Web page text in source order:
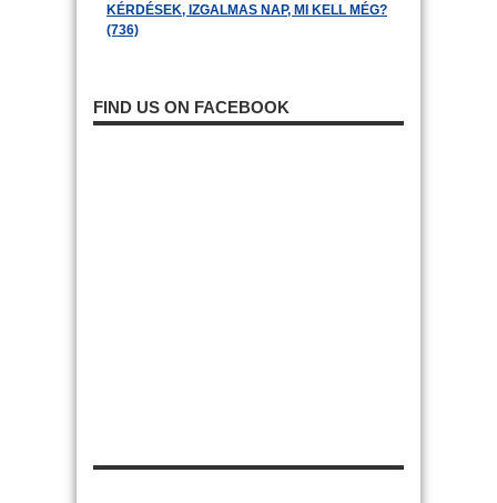
KÉRDÉSEK, IZGALMAS NAP, MI KELL MÉG?
(736)
FIND US ON FACEBOOK